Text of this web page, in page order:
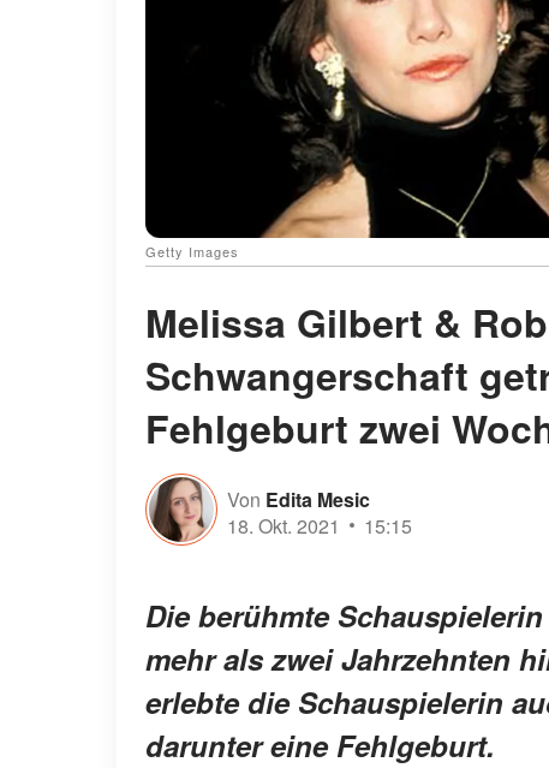
Getty Images
Melissa Gilbert &
Schwangerschaft
Fehlgeburt zwei
Von Edita Mesic
18. Okt. 2021
15:15
Die berühmte
mehr als zwei Jahrzehnten
erlebte die Schauspielerin
darunter eine Fehlgeburt.